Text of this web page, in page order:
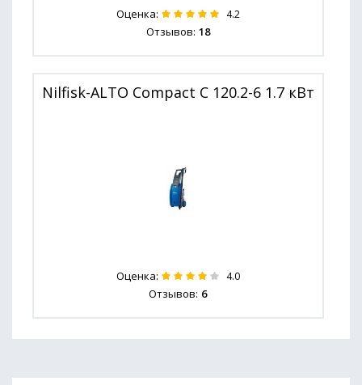
Оценка: 4.2
Отзывов: 18
Nilfisk-ALTO Compact C 120.2-6 1.7 кВт
Оценка: 4.0
Отзывов: 6